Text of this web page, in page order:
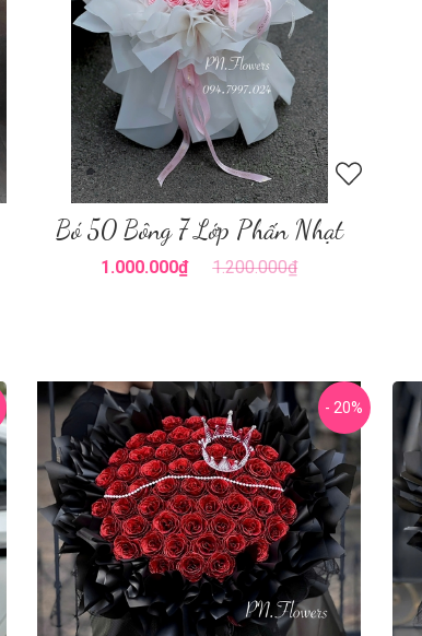
Bó 50 Bông 7 Lớp Phấn Nhạt
1.000.000₫ 1.200.000₫
- 20%